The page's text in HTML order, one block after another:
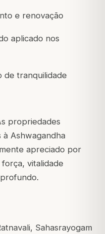
e renovação
aplicado nos
de tranquilidade
propriedades
à Ashwagandha
apreciado por
vitalidade
Sahasrayogam